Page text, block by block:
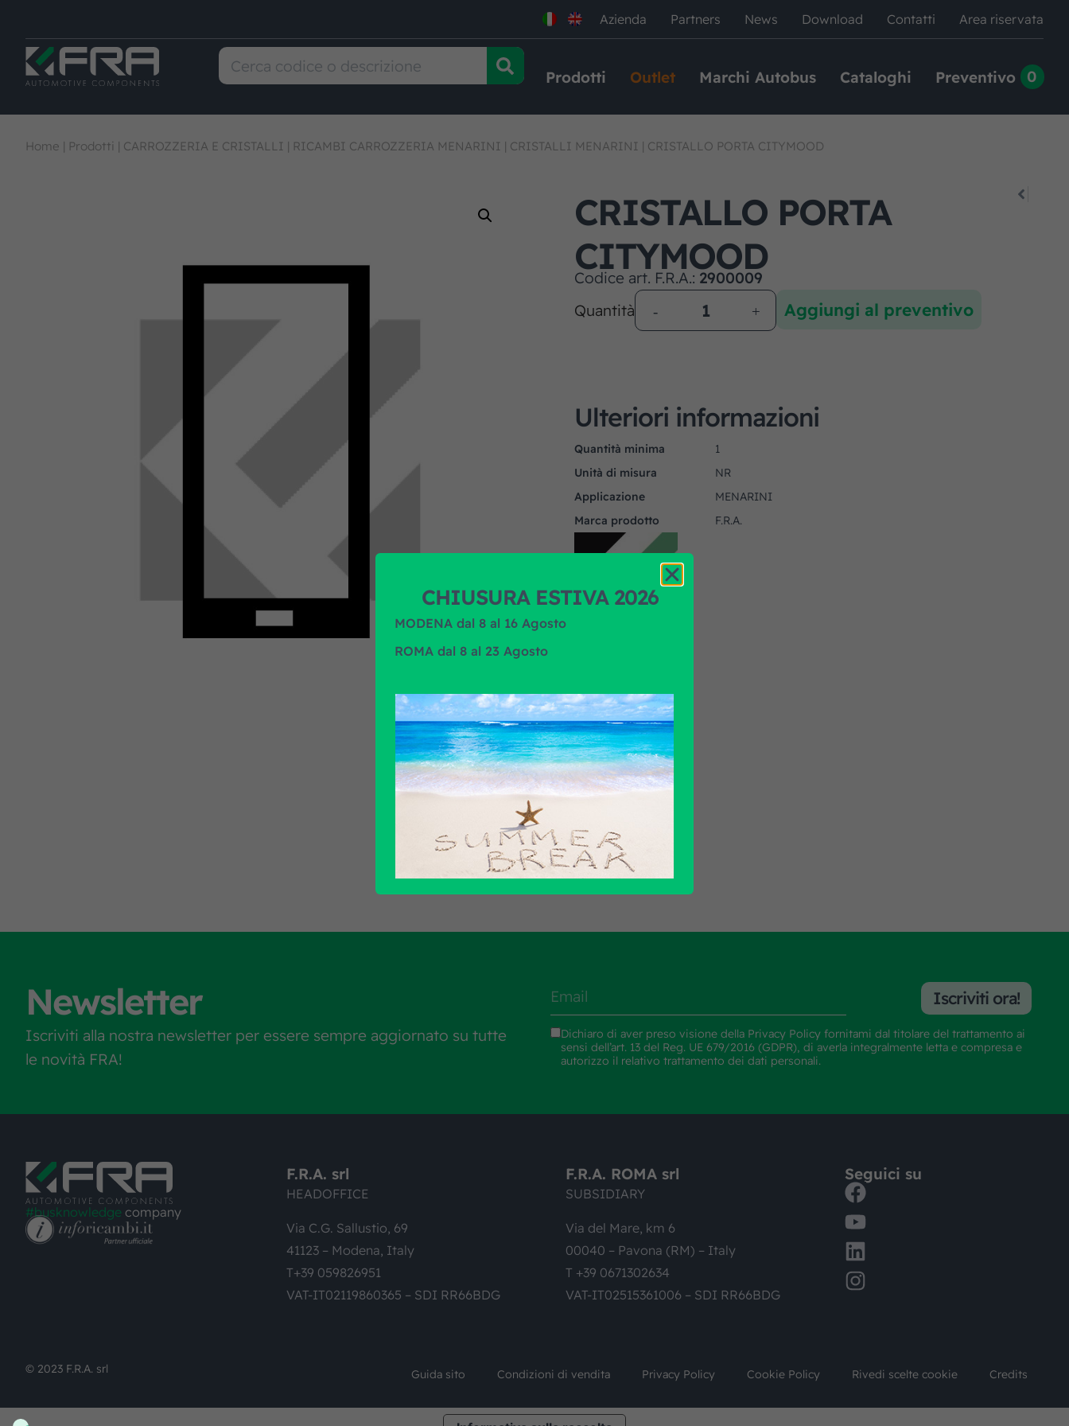
Azienda Partners News Download Contatti Area riservata
Prodotti Outlet Marchi Autobus Cataloghi Preventivo 0
Home | Prodotti | CARROZZERIA E CRISTALLI | RICAMBI CARROZZERIA MENARINI | CRISTALLI MENARINI | CRISTALLO PORTA CITYMOOD
CRISTALLO PORTA
CITYMOOD
Codice art. F.R.A.: 2900009
Quantità
Aggiungi al preventivo
Ulteriori informazioni
Quantità minima
1
Unità di misura
NR
Applicazione
MENARINI
Marca prodotto
F.R.A.
Scopri tutti i prodotti
Newsletter
Iscriviti alla nostra newsletter per essere sempre aggiornato su tutte
le novità FRA!
Dichiaro di aver preso visione della Privacy Policy fornitami dal titolare del trattamento ai
sensi dell’art. 13 del Reg. UE 679/2016 (GDPR), di averla integralmente letta e compresa e
autorizzo il relativo trattamento dei dati personali.
Iscriviti ora!
#busknowledge company
F.R.A. srl
HEADOFFICE
Via C.G. Sallustio, 69
41123 – Modena, Italy
T+39 059826951
VAT-IT02119860365 – SDI RR66BDG
F.R.A. ROMA srl
SUBSIDIARY
Via del Mare, km 6
00040 – Pavona (RM) – Italy
T +39 0671302634
VAT-IT02515361006 – SDI RR66BDG
Seguici su
© 2023 F.R.A. srl Guida sito Condizioni di vendita Privacy Policy Cookie Policy Rivedi scelte cookie Credits
CHIUSURA ESTIVA 2026
MODENA dal 8 al 16 Agosto
ROMA dal 8 al 23 Agosto